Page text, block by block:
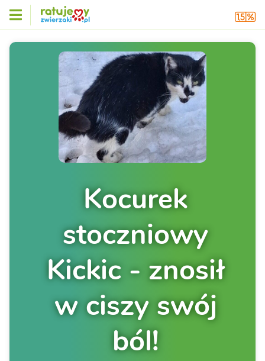
Kocurek
stoczniowy
Kickic - znosił
w ciszy swój
ból!